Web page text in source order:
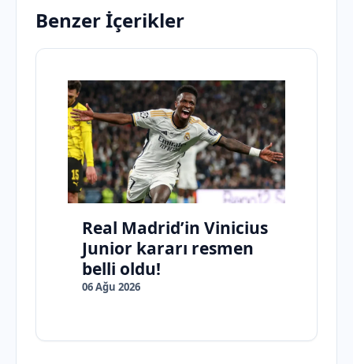
Benzer İçerikler
Real Madrid’in Vinicius
Junior kararı resmen
belli oldu!
06 Ağu 2026